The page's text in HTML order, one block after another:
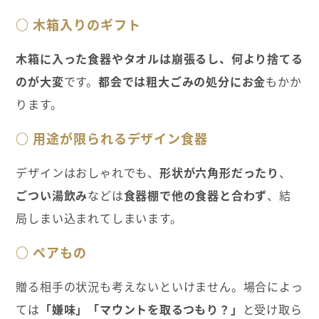
○ 木箱入りのギフト
木箱に入った食器やタオルは崩張るし、何より捨てる
のが大変です。都会では粗大ごみの処分にお金もかか
ります。
○ 用途が限られるデザイン食器
デザインはおしゃれでも、形状が六角形だったり 、
ごつい湯飲みなどは食器棚で他の食器と合わず、結
局しまい込まれてしまいます。
○ ペアもの
贈る相手の状況も考えないといけません。場合によっ
ては 「嫌味」「マウントを取るつもり？」 と受け取ら